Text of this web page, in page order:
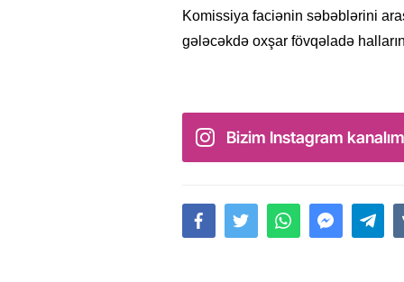
Komissiya faciənin səbəblərini
gələcəkdə oxşar fövqəladə halların
Bizim Instagram